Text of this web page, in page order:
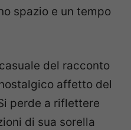
spazio e un tempo
del racconto
affetto del
perde a riflettere
di sua sorella